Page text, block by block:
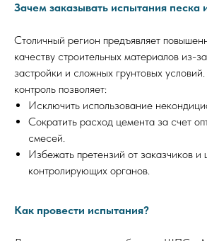
Зачем заказывать испытания
Столичный регион предъявляет
качеству строительных материалов из-
застройки и сложных грунтовых
контроль позволяет:
Исключить использование
Сократить расход цемента за счет
смесей.
Избежать претензий от заказчиков и
контролирующих органов.
Как провести испытания?